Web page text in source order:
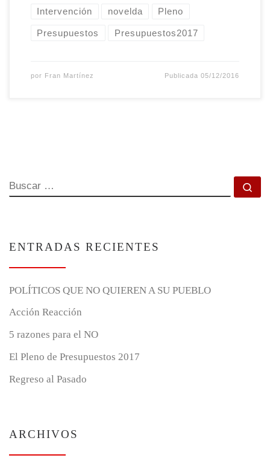
Intervención novelda Pleno
Presupuestos Presupuestos2017
por Fran Martínez Publicada05/12/2016
BUSCAR
ENTRADAS RECIENTES
POLÍTICOS QUE NO QUIEREN A SU PUEBLO
Acción Reacción
5 razones para el NO
El Pleno de Presupuestos 2017
Regreso al Pasado
ARCHIVOS